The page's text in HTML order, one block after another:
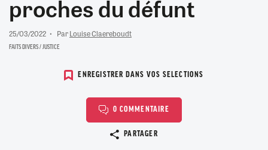
proches du défunt
25/03/2022 ParLouise Claereboudt
FAITS DIVERS / JUSTICE
ENREGISTRER DANS VOS SELECTIONS
0 COMMENTAIRE
PARTAGER